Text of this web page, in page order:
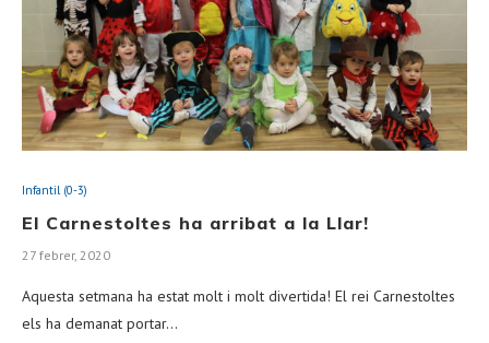
Infantil (0-3)
El Carnestoltes ha arribat a la Llar!
27 febrer, 2020
Aquesta setmana ha estat molt i molt divertida! El rei Carnestoltes
els ha demanat portar…